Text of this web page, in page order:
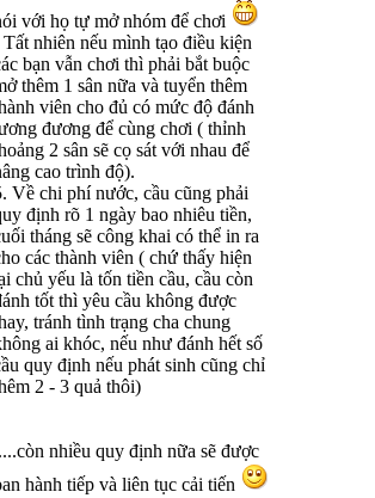
với họ tự mở nhóm để chơi
Tất nhiên nếu mình tạo điều kiện
bạn vẫn chơi thì phải bắt buộc
thêm 1 sân nữa và tuyển thêm
viên cho đủ có mức độ đánh
đương để cùng chơi ( thỉnh
2 sân sẽ cọ sát với nhau để
cao trình độ).
Về chi phí nước, cầu cũng phải
định rõ 1 ngày bao nhiêu tiền,
tháng sẽ công khai có thể in ra
các thành viên ( chứ thấy hiện
chủ yếu là tốn tiền cầu, cầu còn
tốt thì yêu cầu không được
tránh tình trạng cha chung
ai khóc, nếu như đánh hết số
quy định nếu phát sinh cũng chỉ
2 - 3 quả thôi)
nhiều quy định nữa sẽ được
hành tiếp và liên tục cải tiến